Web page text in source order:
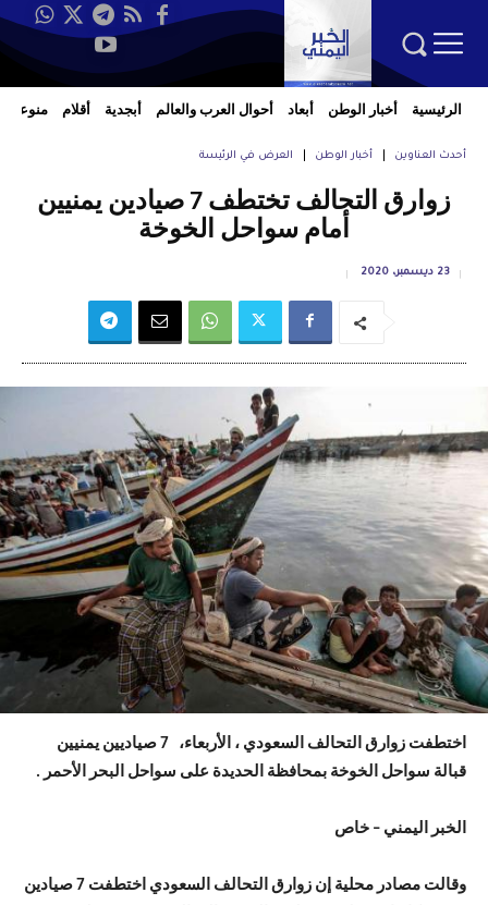
الرئيسية أخبار الوطن أبعاد أحوال العرب والعالم أبجدية أقلام منوعات
أحدث العناوين أخبار الوطن العرض في الرئيسة
زوارق التحالف تختطف 7 صيادين يمنيين
أمام سواحل الخوخة
23 ديسمبر، 2020
اختطفت زوارق التحالف السعودي ، الأربعاء، 7 صياديين يمنيين
قبالة سواحل الخوخة بمحافظة الحديدة على سواحل البحر الأحمر .
الخبر اليمني – خاص
وقالت مصادر محلية إن زوارق التحالف السعودي اختطفت 7 صيادين